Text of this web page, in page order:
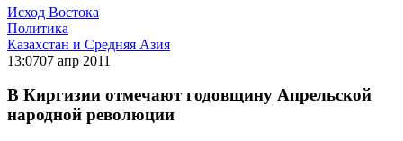
Исход Востока
Политика
Казахстан и Средняя Азия
13:0707 апр 2011
В Киргизии отмечают годовщину Апрельской
народной революции